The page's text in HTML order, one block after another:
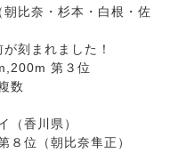
比奈・杉本・白根・佐
刻まれました！
第３位
数
（香川県）
８位（朝比奈隼正）